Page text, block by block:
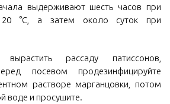
выдерживают шесть часов при
°С, а затем около суток при
рассаду патиссонов,
посевом продезинфицируйте
растворе марганцовки, потом
воде и просушите.